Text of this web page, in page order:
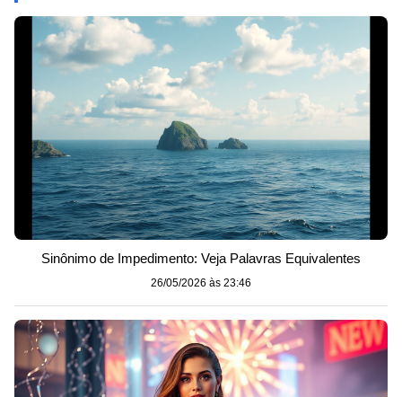
Sinônimo de Impedimento: Veja Palavras Equivalentes
26/05/2026 às 23:46